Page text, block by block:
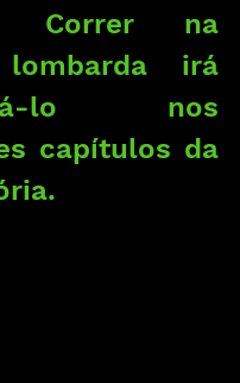
Correr na
irá
lo nos
capítulos da